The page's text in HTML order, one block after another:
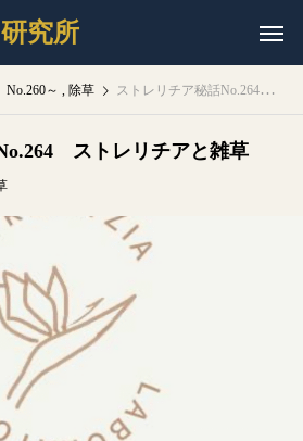
究所
No.260～ 除草 ストレリチア秘話No.264 ストレリチアと雑草
ストレリチアと雑草